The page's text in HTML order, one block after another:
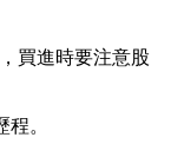
買進時要注意股
。